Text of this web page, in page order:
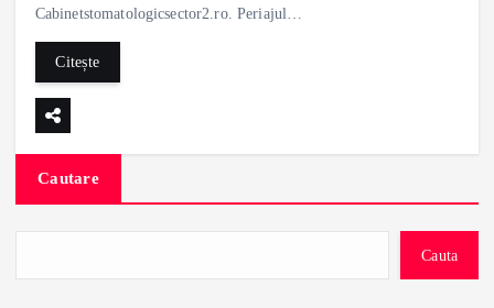
Cabinetstomatologicsector2.ro. Periajul…
Citește
Cautare
Cauta